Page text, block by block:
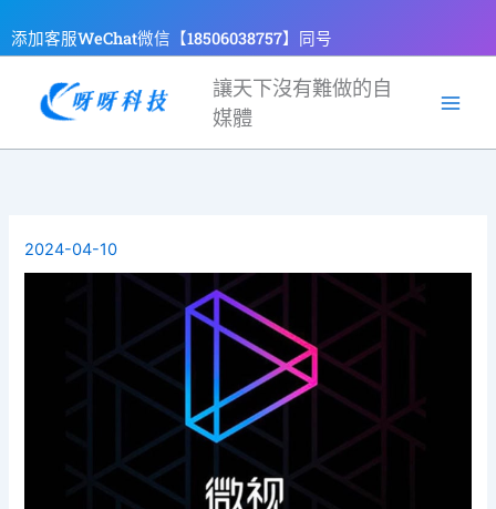
至
容
添加客服WeChat微信【18506038757】同号
讓天下沒有難做的自
媒體
2024-04-10